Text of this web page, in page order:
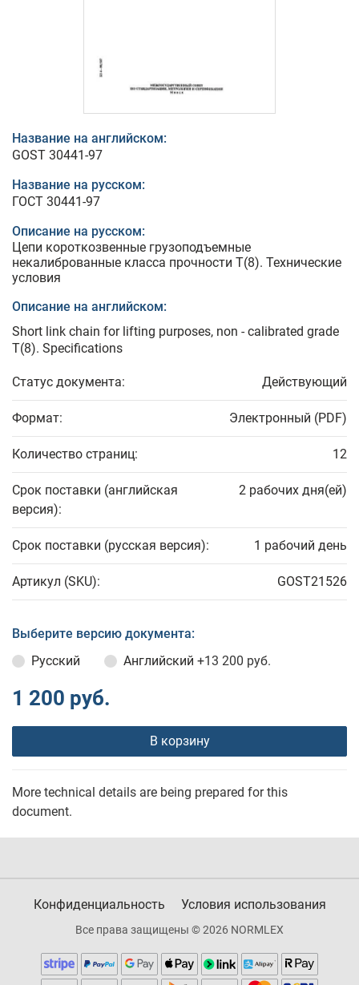
Название на английском:
GOST 30441-97
Название на русском:
ГОСТ 30441-97
Описание на русском:
Цепи короткозвенные грузоподъемные
некалиброванные класса прочности Т(8). Технические
условия
Описание на английском:
Short link chain for lifting purposes, non - calibrated grade
T(8). Specifications
Статус документа: Действующий
Формат: Электронный (PDF)
Количество страниц: 12
Срок поставки (английская
версия):
2 рабочих дня(ей)
Срок поставки (русская версия): 1 рабочий день
Артикул (SKU): GOST21526
Выберите версию документа:
Русский
Английский +13 200 руб.
1 200 руб.
В корзину
More technical details are being prepared for this
document.
Конфиденциальность Условия использования
Все права защищены © 2026 NORMLEX